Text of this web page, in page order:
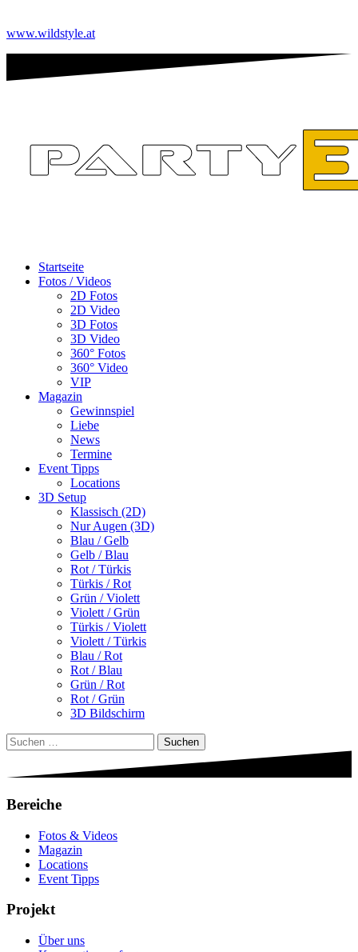
www.wildstyle.at
Startseite
Fotos / Videos
2D Fotos
2D Video
3D Fotos
3D Video
360° Fotos
360° Video
VIP
Magazin
Gewinnspiel
Liebe
News
Termine
Event Tipps
Locations
3D Setup
Klassisch (2D)
Nur Augen (3D)
Blau / Gelb
Gelb / Blau
Rot / Türkis
Türkis / Rot
Grün / Violett
Violett / Grün
Türkis / Violett
Violett / Türkis
Blau / Rot
Rot / Blau
Grün / Rot
Rot / Grün
3D Bildschirm
Suchen
nach:
Bereiche
Fotos & Videos
Magazin
Locations
Event Tipps
Projekt
Über uns